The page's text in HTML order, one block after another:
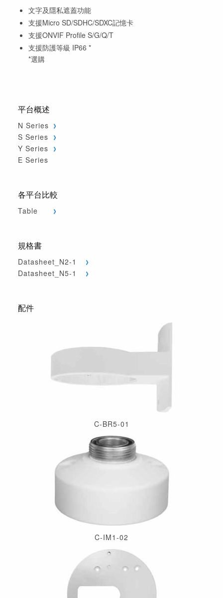
文字及隱私遮蓋功能
支援Micro SD/SDHC/SDXC記憶卡
支援ONVIF Profile S/G/Q/T
支援防護等級 IP66 *
*選購
平台概述
N Series
S Series
Y Series
E Series
各平台比較
Table
規格書
Datasheet_N2-1
Datasheet_N5-1
配件
C-BR5-01
C-IM1-02